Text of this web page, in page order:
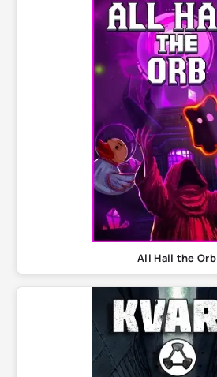
All Hail the Orb